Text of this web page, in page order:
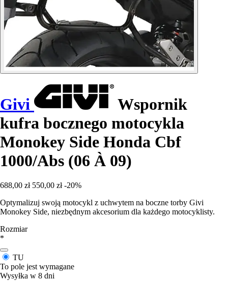
Givi
Wspornik
kufra bocznego motocykla
Monokey Side Honda Cbf
1000/Abs (06 À 09)
688,00 zł 550,00 zł -20%
Optymalizuj swoją motocykl z uchwytem na boczne torby Givi
Monokey Side, niezbędnym akcesorium dla każdego motocyklisty.
Rozmiar
*
TU
To pole jest wymagane
Wysyłka w 8 dni